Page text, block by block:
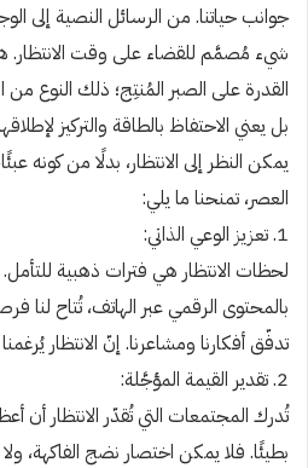
جوانب حياتنا. من الرسائل النصية إلى
شيء مُصمَّم للقضاء على وقت الانتظار.
القدرة على الصبر المُنتِج؛ ذلك النوع من
بل يعني الاحتفاظ بالطاقة والتركيز
يمكن النظر إلى الانتظار، بدلًا من كونه
العصر، تمنحنا ما يلي:
1. تعزيز الوعي الذاتي:
لحظات الانتظار هي فترات ذهبية للتأمل.
بالمحتوى الرقمي عبر الهاتف، تُتاح لنا
تدفّق أفكارنا ومشاعرنا. إنّ الانتظار
2. تقدير القيمة المؤجَّلة:
تُدرك المجتمعات التي تُقدّر الانتظار أن
بطيئًا. فلا يمكن اختصار نضج الفاكهة،